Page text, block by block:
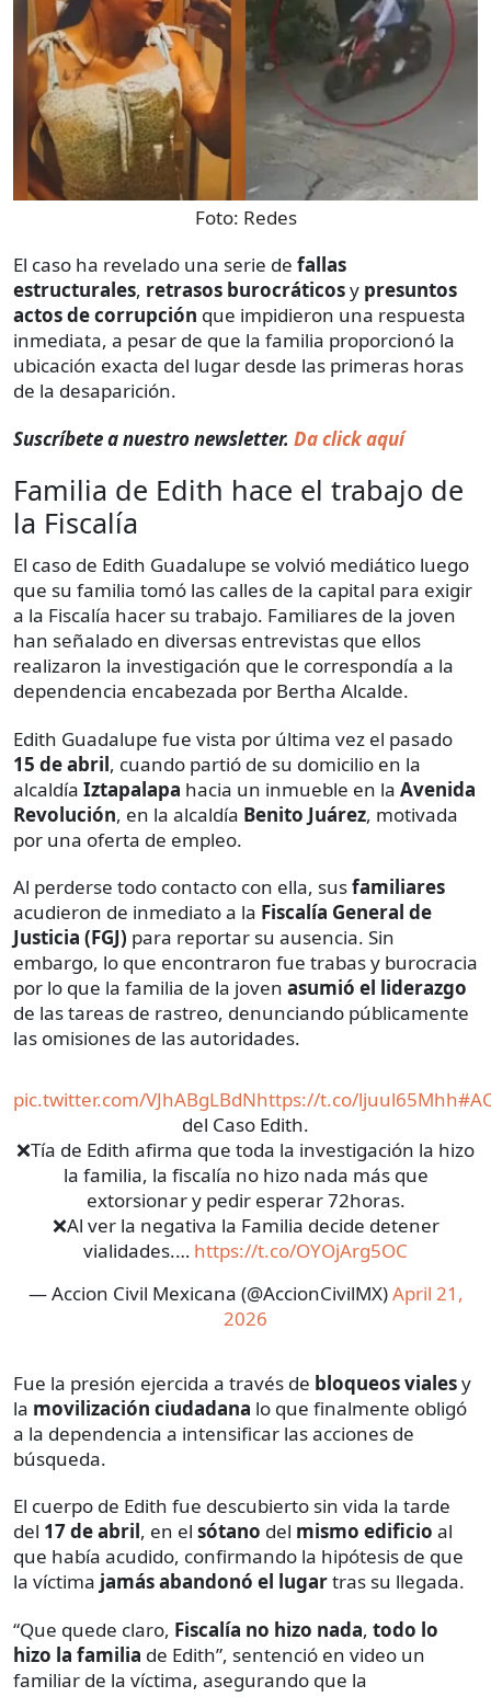
Foto: Redes
El caso ha revelado una serie de fallas
estructurales, retrasos burocráticosy presuntos
actos de corrupción que impidieron una respuesta
inmediata, a pesar de que la familia proporcionó la
ubicación exacta del lugar desde las primeras horas
de la desaparición.
Suscríbete a nuestro newsletter. Da click aquí
Familia de Edith hace el trabajo de
la Fiscalía
El caso de Edith Guadalupe se volvió mediático luego
que su familia tomó las calles de la capital para exigir
a la Fiscalía hacer su trabajo. Familiares de la joven
han señalado en diversas entrevistas que ellos
realizaron la investigación que le correspondía a la
dependencia encabezada por Bertha Alcalde.
Edith Guadalupe fue vista por última vez el pasado
15 de abril, cuando partió de su domicilio en la
alcaldía Iztapalapa hacia un inmueble en la Avenida
Revolución, en la alcaldía Benito Juárez, motivada
por una oferta de empleo.
Al perderse todo contacto con ella, susfamiliares
acudieron de inmediato a la Fiscalía General de
Justicia (FGJ) para reportar su ausencia. Sin
embargo, lo que encontraron fue trabas y burocracia
por lo que la familia de la joven asumió el liderazgo
de las tareas de rastreo, denunciando públicamente
las omisiones de las autoridades.
pic.twitter.com/VJhABgLBdNhttps://t.co/ljuul65Mhh
del Caso Edith.
❌Tía de Edith afirma que toda la investigación la hizo
la familia, la fiscalía no hizo nada más que
extorsionar y pedir esperar 72horas.
❌Al ver la negativa la Familia decide detener
vialidades.… https://t.co/OYOjArg5OC
— Accion Civil Mexicana (@AccionCivilMX)April 21,
2026
Fue la presión ejercida a través de bloqueos vialesy
la movilización ciudadana lo que finalmente obligó
a la dependencia a intensificar las acciones de
búsqueda.
El cuerpo de Edith fue descubierto sin vida la tarde
del 17 de abril, en el sótano del mismo edificio al
que había acudido, confirmando la hipótesis de que
la víctima jamás abandonó el lugartras su llegada.
“Que quede claro, Fiscalía no hizo nada, todo lo
hizo la familia de Edith”, sentenció en video un
familiar de la víctima, asegurando que la